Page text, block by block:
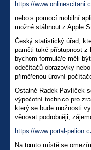
https://
nebo s pomocí mobilní
možné stáhnout z Apple
Český statistický úřad,
paměti také přístupnost z
bychom formuláře měli
odečítačů obrazovky
přiměřenou úrovní
Ostatně Radek Pavlíček
výpočetní technice pro
který se bude možnosti
věnovat podrobněji,
https://www.portal-
Na tomto místě se